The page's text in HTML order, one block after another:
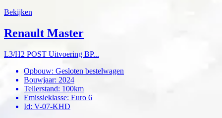
Bekijken
Renault Master
L3/H2 POST Uitvoering BP...
Opbouw: Gesloten bestelwagen
Bouwjaar: 2024
Tellerstand: 100km
Emissieklasse: Euro 6
Id: V-07-KHD